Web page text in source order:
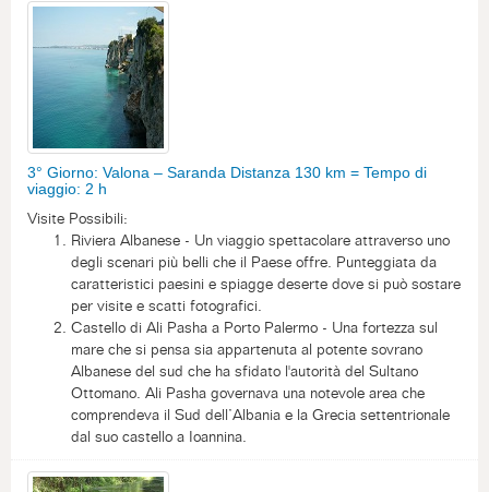
3° Giorno: Valona – Saranda Distanza 130 km = Tempo di
viaggio: 2 h
Visite Possibili:
Riviera Albanese - Un viaggio spettacolare attraverso uno
degli scenari più belli che il Paese offre. Punteggiata da
caratteristici paesini e spiagge deserte dove si può sostare
per visite e scatti fotografici.
Castello di Ali Pasha a Porto Palermo - Una fortezza sul
mare che si pensa sia appartenuta al potente sovrano
Albanese del sud che ha sfidato l'autorità del Sultano
Ottomano. Ali Pasha governava una notevole area che
comprendeva il Sud dell’Albania e la Grecia settentrionale
dal suo castello a Ioannina.